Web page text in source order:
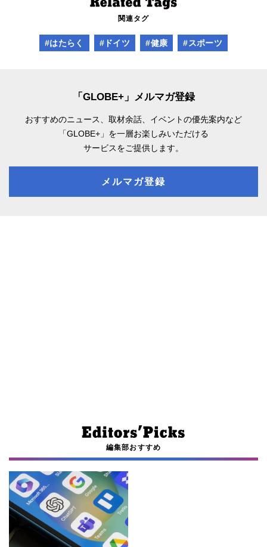
関連タグ
#はたらく #ドイツ #健康 #スポーツ
「GLOBE+」メルマガ登録
おすすめのニュース、取材余話、 イベントの優先案内など
「GLOBE+」を一層お楽しみいただける
サービスをご提供します。
メルマガ登録
編集部おすすめ